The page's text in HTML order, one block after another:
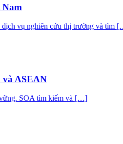
Nam
dịch vụ nghiên cứu thị trường và tìm
và ASEAN
vững. SOA tìm kiếm và […]